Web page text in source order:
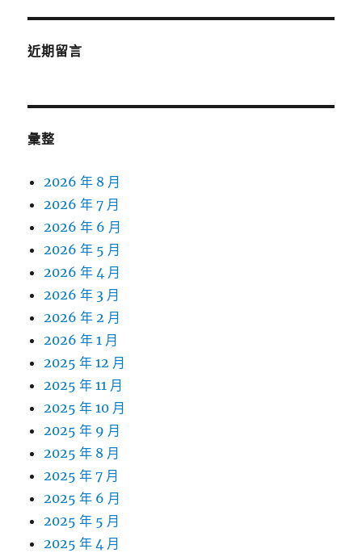
近期留言
彙整
2026 年 8 月
2026 年 7 月
2026 年 6 月
2026 年 5 月
2026 年 4 月
2026 年 3 月
2026 年 2 月
2026 年 1 月
2025 年 12 月
2025 年 11 月
2025 年 10 月
2025 年 9 月
2025 年 8 月
2025 年 7 月
2025 年 6 月
2025 年 5 月
2025 年 4 月